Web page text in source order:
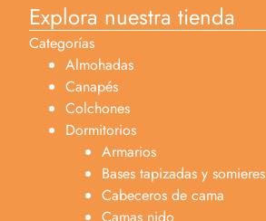
Explora nuestra tienda
Categorías
Almohadas
Canapés
Colchones
Dormitorios
Armarios
Bases tapizadas y somieres
Cabeceros de cama